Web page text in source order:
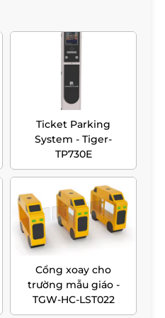
Ticket Parking
System - Tiger-
TP730E
Cổng xoay cho
trường mẫu giáo -
TGW-HC-LST022